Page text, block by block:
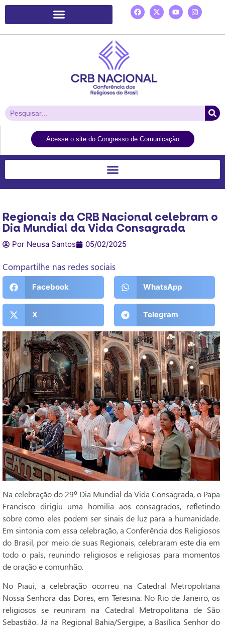
Acesse o site do Congresso de Comunicação
Regionais da CRB Nacional celebram o
Dia Mundial da Vida Consagrada
Por Neusa Santos 05/02/2025
Compartilhe nas redes sociais
Facebook WhatsApp
X Telegram
Na celebração do 29º Dia Mundial da Vida Consagrada, o Papa
Francisco dirigiu uma homilia aos consagrados, refletindo
sobre como eles podem ser sinais de luz para a humanidade.
Em sintonia com essa celebração, a Conferência dos Religiosos
do Brasil, por meio de suas Regionais, celebraram este dia em
todo o país, reunindo religiosos e religiosas para momentos
de oração e comunhão.
No Piauí, a celebração ocorreu na Catedral Metropolitana
Nossa Senhora das Dores, em Teresina. No Rio de Janeiro, os
religiosos se reuniram na Catedral Metropolitana de São
Sebastião. Já na Regional Bahia/Sergipe, a Basílica Senhor do